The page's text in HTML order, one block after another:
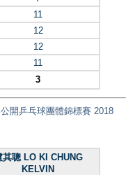
11
12
12
11
3
開乒乓球團體錦標賽 2018
其聰 LO KI CHUNG
KELVIN